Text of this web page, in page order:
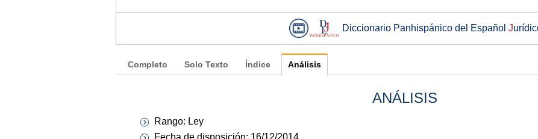
Diccionario Panhispánico del Español J
Completo Solo Texto Índice Análisis
ANÁLISIS
Rango: Ley
Fecha de disposición: 16/12/2014